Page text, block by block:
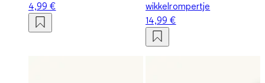
4,99 €
wikkelrompertje
14,99 €